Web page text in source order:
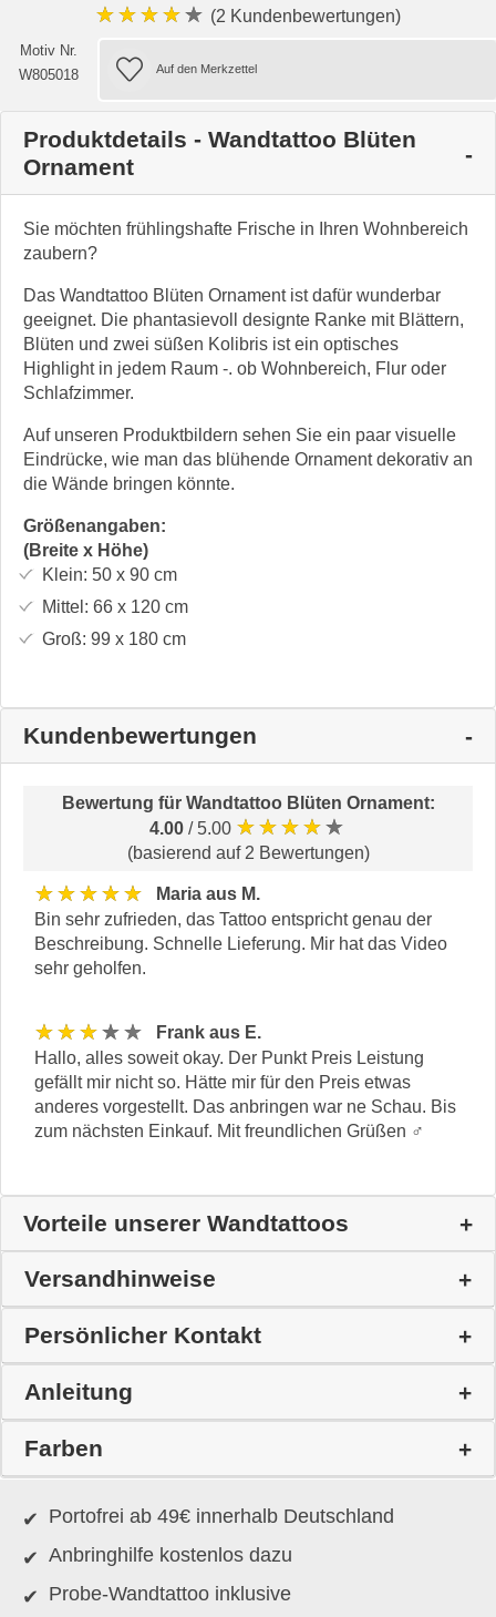
★★★★★ (2 Kundenbewertungen)
Motiv Nr.
W805018
Produktdetails - Wandtattoo Blüten
Ornament
Sie möchten frühlingshafte Frische in Ihren Wohnbereich
zaubern?
Das Wandtattoo Blüten Ornament ist dafür wunderbar
geeignet. Die phantasievoll designte Ranke mit Blättern,
Blüten und zwei süßen Kolibris ist ein optisches
Highlight in jedem Raum -. ob Wohnbereich, Flur oder
Schlafzimmer.
Auf unseren Produktbildern sehen Sie ein paar visuelle
Eindrücke, wie man das blühende Ornament dekorativ an
die Wände bringen könnte.
Größenangaben:
(Breite x Höhe)
Klein: 50 x 90cm
Mittel: 66 x 120cm
Groß: 99 x 180cm
Kundenbewertungen
Bewertung für Wandtattoo Blüten Ornament:
4.00 / 5.00 ★★★★★
(basierend auf 2 Bewertungen)
★★★★★
Maria aus M.
Bin sehr zufrieden, das Tattoo entspricht genau der
Beschreibung. Schnelle Lieferung. Mir hat das Video
sehr geholfen.
★★★★★
Frank aus E.
Hallo, alles soweit okay. Der Punkt Preis Leistung
gefällt mir nicht so. Hätte mir für den Preis etwas
anderes vorgestellt. Das anbringen war ne Schau. Bis
zum nächsten Einkauf. Mit freundlichen Grüßen ♂
Vorteile unserer Wandtattoos
Versandhinweise
Persönlicher Kontakt
Anleitung
Farben
Portofrei ab 49€ innerhalb Deutschland
Anbringhilfe kostenlos dazu
Probe-Wandtattoo inklusive